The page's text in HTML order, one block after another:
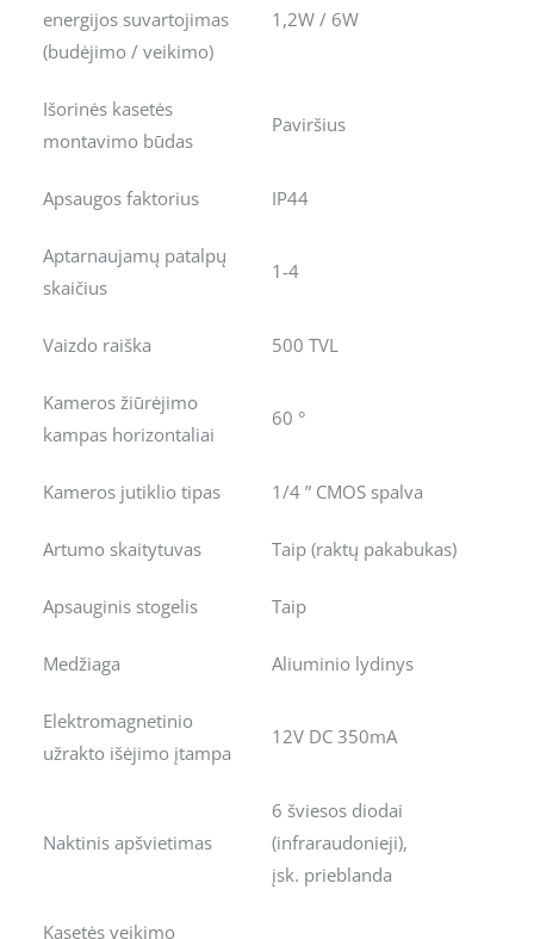
energijos suvartojimas
(budėjimo / veikimo)
1,2W / 6W
Išorinės kasetės
montavimo būdas
Paviršius
Apsaugos faktorius IP44
Aptarnaujamų patalpų
skaičius
1-4
Vaizdo raiška 500 TVL
Kameros žiūrėjimo
kampas horizontaliai
60 °
Kameros jutiklio tipas 1/4 ” CMOS spalva
Artumo skaitytuvas Taip (raktų pakabukas)
Apsauginis stogelis Taip
Medžiaga Aliuminio lydinys
Elektromagnetinio
užrakto išėjimo įtampa
12V DC 350mA
Naktinis apšvietimas
6 šviesos diodai
(infraraudonieji),
įsk. prieblanda
Kasetės veikimo